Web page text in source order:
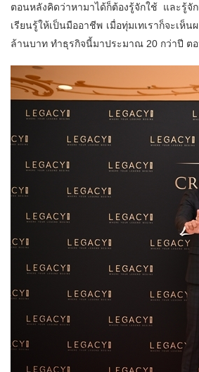
ตอนหลังคิดว่าหามาได้ก็ต้องรู้จักใช้ และรู้จั
เรียนรู้ให้เป็นมืออาชีพ เมื่อทุ่มเทเราก็จะเ
ล้านบาท ทำธุรกิจนี้มาประมาณ 20 กว่าปี ต